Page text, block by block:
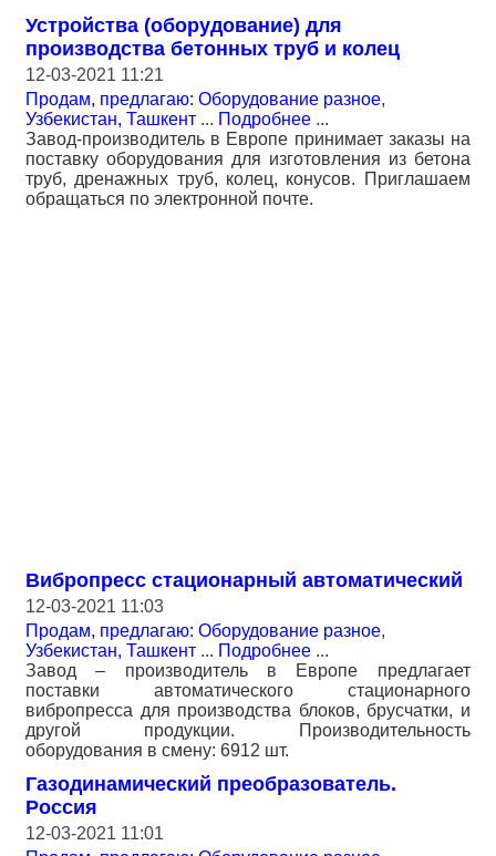
Устройства (оборудование) для
производства бетонных труб и колец
12-03-2021 11:21
Продам, предлагаю: Оборудование разное,
Узбекистан, Ташкент ... Подробнее ...
Завод-производитель в Европе принимает заказы на
поставку оборудования для изготовления из бетона
труб, дренажных труб, колец, конусов. Приглашаем
обращаться по электронной почте.
Вибропресс стационарный автоматический
12-03-2021 11:03
Продам, предлагаю: Оборудование разное,
Узбекистан, Ташкент ... Подробнее ...
Завод – производитель в Европе предлагает
поставки автоматического стационарного
вибропресса для производства блоков, брусчатки, и
другой продукции. Производительность
оборудования в смену: 6912 шт.
Газодинамический преобразователь.
Россия
12-03-2021 11:01